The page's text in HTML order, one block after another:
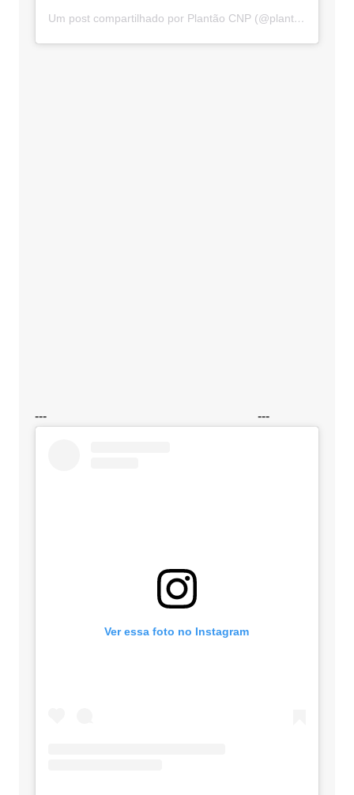
Um post compartilhado por Plantão CNP (@plantaocnp)
--- ---
Ver essa foto no Instagram